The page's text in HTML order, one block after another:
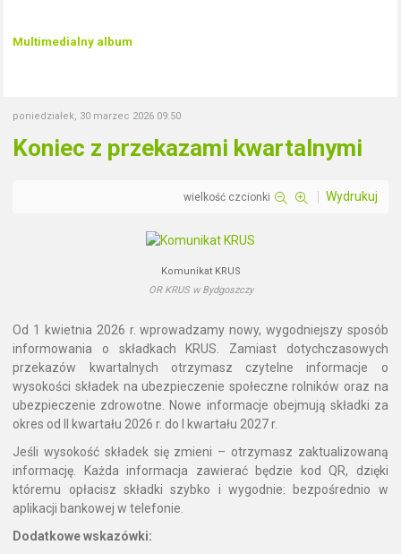
Multimedialny album
poniedziałek, 30 marzec 2026 09:50
Koniec z przekazami kwartalnymi
wielkość czcionki Wydrukuj
Komunikat KRUS
OR KRUS w Bydgoszczy
Od 1 kwietnia 2026 r. wprowadzamy nowy, wygodniejszy sposób
informowania o składkach KRUS. Zamiast dotychczasowych
przekazów kwartalnych otrzymasz czytelne informacje o
wysokości składek na ubezpieczenie społeczne rolników oraz na
ubezpieczenie zdrowotne. Nowe informacje obejmują składki za
okres od II kwartału 2026 r. do I kwartału 2027 r.
Jeśli wysokość składek się zmieni – otrzymasz zaktualizowaną
informację. Każda informacja zawierać będzie kod QR, dzięki
któremu opłacisz składki szybko i wygodnie: bezpośrednio w
aplikacji bankowej w telefonie.
Dodatkowe wskazówki: